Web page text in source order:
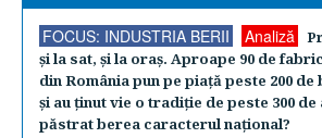
FOCUS: INDUSTRIA BERII Analiză
şi la sat, şi la oraş. Aproape 90 de
din România pun pe piaţă peste 200
şi au ţinut vie o tradiţie de peste 300 de
păstrat berea caracterul naţional?